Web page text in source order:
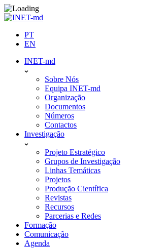
Skip
to
PT
EN
INET-md
Sobre Nós
Equipa INET-md
Organização
Documentos
Números
Contactos
Investigação
Projeto Estratégico
Grupos de Investigação
Linhas Temáticas
Projetos
Produção Científica
Revistas
Recursos
Parcerias e Redes
Formação
Comunicação
Agenda